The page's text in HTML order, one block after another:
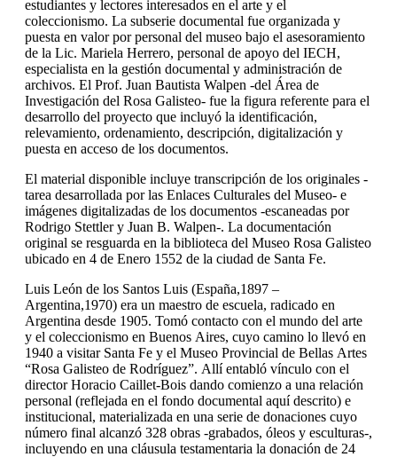
estudiantes y lectores interesados en el arte y el
coleccionismo. La subserie documental fue organizada y
puesta en valor por personal del museo bajo el asesoramiento
de la Lic. Mariela Herrero, personal de apoyo del IECH,
especialista en la gestión documental y administración de
archivos. El Prof. Juan Bautista Walpen -del Área de
Investigación del Rosa Galisteo- fue la figura referente para el
desarrollo del proyecto que incluyó la identificación,
relevamiento, ordenamiento, descripción, digitalización y
puesta en acceso de los documentos.
El material disponible incluye transcripción de los originales -
tarea desarrollada por las Enlaces Culturales del Museo- e
imágenes digitalizadas de los documentos -escaneadas por
Rodrigo Stettler y Juan B. Walpen-. La documentación
original se resguarda en la biblioteca del Museo Rosa Galisteo
ubicado en 4 de Enero 1552 de la ciudad de Santa Fe.
Luis León de los Santos Luis (España,1897 –
Argentina,1970) era un maestro de escuela, radicado en
Argentina desde 1905. Tomó contacto con el mundo del arte
y el coleccionismo en Buenos Aires, cuyo camino lo llevó en
1940 a visitar Santa Fe y el Museo Provincial de Bellas Artes
“Rosa Galisteo de Rodríguez”. Allí entabló vínculo con el
director Horacio Caillet-Bois dando comienzo a una relación
personal (reflejada en el fondo documental aquí descrito) e
institucional, materializada en una serie de donaciones cuyo
número final alcanzó 328 obras -grabados, óleos y esculturas-,
incluyendo en una cláusula testamentaria la donación de 24